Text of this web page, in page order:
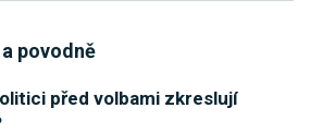
povodně
před volbami zkreslují